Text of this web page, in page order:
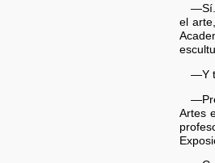
—Sí.
el
—Y
Artes